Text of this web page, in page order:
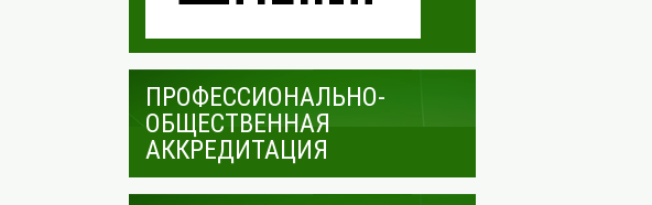
ПРОФЕССИОНАЛЬНО-
ОБЩЕСТВЕННАЯ
АККРЕДИТАЦИЯ